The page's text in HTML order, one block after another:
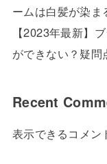
ームは白髪が染ま
【2023年最新】
ができない？疑問
Recent
表示できるコメン